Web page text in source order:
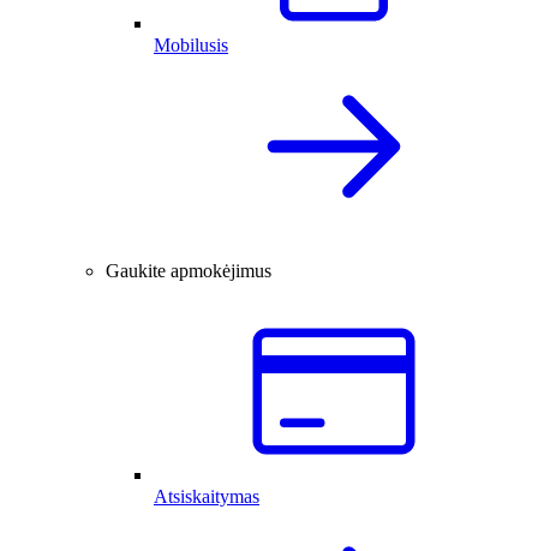
Mobilusis
Gaukite apmokėjimus
Atsiskaitymas